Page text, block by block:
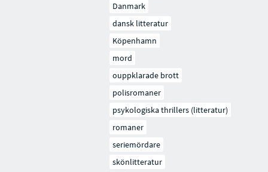
Danmark
dansk litteratur
Köpenhamn
mord
ouppklarade brott
polisromaner
psykologiska thrillers (litteratur)
romaner
seriemördare
skönlitteratur